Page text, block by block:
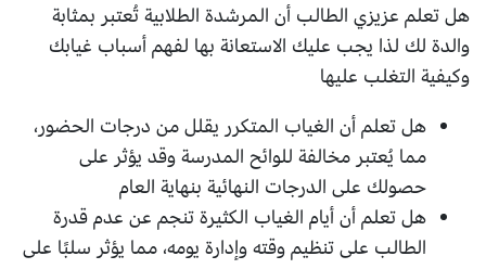
هل تعلم عزيزي الطالب أن المرشدة الطلابية تُعتبر بمثابة
والدة لك لذا يجب عليك الاستعانة بها لفهم أسباب غيابك
وكيفية التغلب عليها
هل تعلم أن الغياب المتكرر يقلل من درجات الحضور،
مما يُعتبر مخالفة للوائح المدرسة وقد يؤثر على
حصولك على الدرجات النهائية بنهاية العام
هل تعلم أن أيام الغياب الكثيرة تنجم عن عدم قدرة
الطالب على تنظيم وقته وإدارة يومه، مما يؤثر سلبًا على